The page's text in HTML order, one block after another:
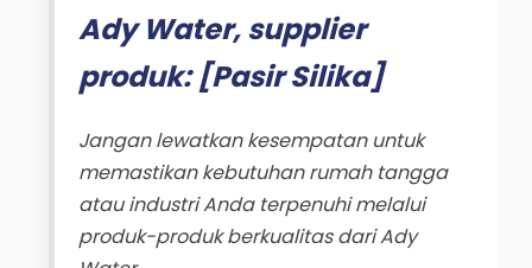
Ady Water, supplier
produk: [Pasir Silika]
Jangan lewatkan kesempatan untuk
memastikan kebutuhan rumah tangga
atau industri Anda terpenuhi melalui
produk-produk berkualitas dari Ady